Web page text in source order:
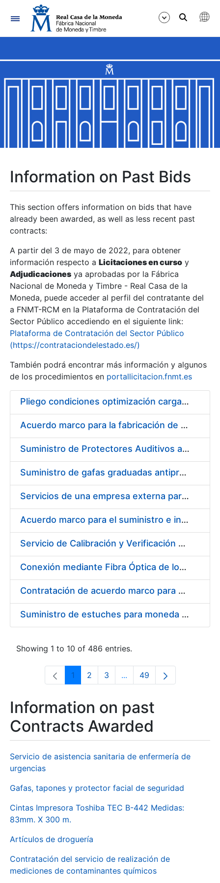
Navigation
Show/Hide
Show/Hide
Show/Hide
Show/Hide
Show/Hide
Show/Hide
Information on Past Bids
This section offers information on bids that have
already been awarded, as well as less recent past
contracts:
A partir del 3 de mayo de 2022, para obtener
información respecto a Licitaciones en curso y
Adjudicaciones ya aprobadas por la Fábrica
Nacional de Moneda y Timbre - Real Casa de la
Moneda, puede acceder al perfil del contratante del
a FNMT-RCM en la Plataforma de Contratación del
Sector Público accediendo en el siguiente link:
Plataforma de Contratación del Sector Público
(https://contrataciondelestado.es/)
También podrá encontrar más información y algunos
de los procedimientos en portallicitacion.fnmt.es
Pliego condiciones optimización cargas compras firmado
Acuerdo marco para la fabricación de piezas
Suministro de Protectores Auditivos a medida para las personas trabajadoras de los Centros de Trabajo de Madrid y Burgos
Suministro de gafas graduadas antiproyecciones para los trabajadores de la FNMT-RCM en los centros de trabajo de Madrid y Burgos
Servicios de una empresa externa para el asesoramiento y resolución de los recursos de alzada que se presentan relacionados con procesos de selección para la FNMT-RCM
Acuerdo marco para el suministro e instalación de persianas, estores y otros complementos
Servicio de Calibración y Verificación Externa de los Equipos de Medición del Servicio de Prevención de la FNMT-RCM
Conexión mediante Fibra Óptica de los Centros de Proceso de Datos (CPDs) de las sedes de la FNMT-RCM de Burgos y Madrid
Contratación de acuerdo marco para el Suministro de Material de Electricidad para la Fábrica Nacional de Moneda y Timbre-Real Casa de la Moneda en su centro de trabajo de Burgos
Suministro de estuches para moneda de 30 €
Showing 1 to 10 of 486 entries.
Page
1 Page
2 Page
3 ...Intermediate Pages Use
Page
49
Information on past
Contracts Awarded
Servicio de asistencia sanitaria de enfermería de
urgencias
Gafas, tapones y protector facial de seguridad
Cintas Impresora Toshiba TEC B-442 Medidas:
83mm. X 300 m.
Artículos de droguería
Contratación del servicio de realización de
mediciones de contaminantes químicos